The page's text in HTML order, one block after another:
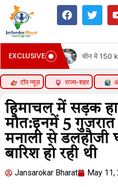
EXCLUSIVEचीन में 150 kmph की रफ्तार
टॉप न्यूज़ राज्य-शहर
हिमाचल में सड़क
मौत:इनमें 5
मनाली से डलहौजी
बारिश हो रही थी
Jansarokar Bharat May 11,